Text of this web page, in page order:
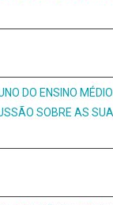
DO ENSINO
SOBRE AS